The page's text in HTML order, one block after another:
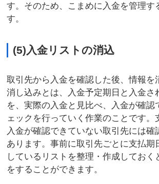
す。そのため、こまめに入金を管理す
す。
(5)入金リストの消込
取引先から入金を確認した後、情報を
消し込みとは、入金予定期日と入金さ
を、実際の入金と見比べ、入金が確認
ェックを行っていく作業のことです。
入金が確認できていない取引先には確
あります。事前に取引先ごとに支払期
しているリストを整理・作成しておく
をすることができます。